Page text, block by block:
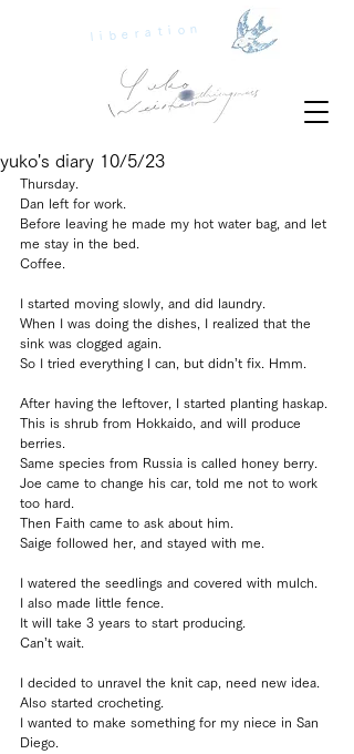
liberation
yuko's diary 10/5/23
Thursday.
Dan left for work.
Before leaving he made my hot water bag, and let
me stay in the bed.
Coffee.
I started moving slowly, and did laundry.
When I was doing the dishes, I realized that the
sink was clogged again.
So I tried everything I can, but didn’t fix. Hmm.
After having the leftover, I started planting haskap.
This is shrub from Hokkaido, and will produce
berries.
Same species from Russia is called honey berry.
Joe came to change his car, told me not to work
too hard.
Then Faith came to ask about him.
Saige followed her, and stayed with me.
I watered the seedlings and covered with mulch.
I also made little fence.
It will take 3 years to start producing.
Can’t wait.
I decided to unravel the knit cap, need new idea.
Also started crocheting.
I wanted to make something for my niece in San
Diego.